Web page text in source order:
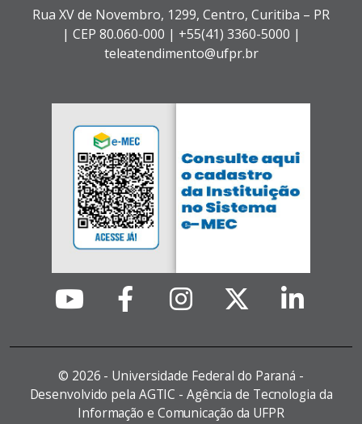
Rua XV de Novembro, 1299, Centro, Curitiba – PR
| CEP 80.060-000 | +55(41) 3360-5000 |
teleatendimento@ufpr.br
© 2026 - Universidade Federal do Paraná -
Desenvolvido pela AGTIC - Agência de Tecnologia da
Informação e Comunicação da UFPR